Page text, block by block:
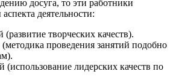
досуга, то эти работники
деятельности:
творческих качеств).
проведения занятий подобно
(использование лидерских качеств по